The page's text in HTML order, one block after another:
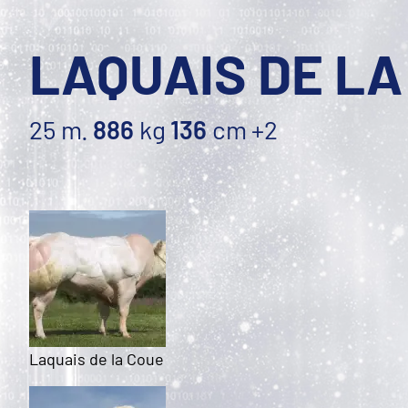
LAQUAIS DE
25 m. 886 kg136cm +2
Laquais de la Coue